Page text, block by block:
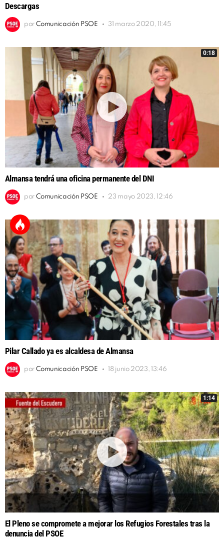
Descargas
por Comunicación PSOE 31 marzo 2020, 11:45
0:18
Almansa tendrá una oficina permanente del DNI
por Comunicación PSOE 23 mayo 2023, 12:46
Pilar Callado ya es alcaldesa de Almansa
por Comunicación PSOE 18 junio 2023, 13:46
1:14
El Pleno se compromete a mejorar los Refugios Forestales tras la
denuncia del PSOE